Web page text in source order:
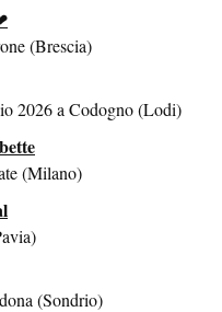
(Brescia)
2026 a Codogno (Lodi)
(Milano)
(Sondrio)